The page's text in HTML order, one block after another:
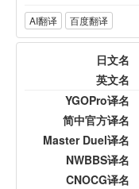
AI翻译 百度翻译
日文名
英文名
YGOPro译名
简中官方译名
Master Duel译名
NWBBS译名
CNOCG译名